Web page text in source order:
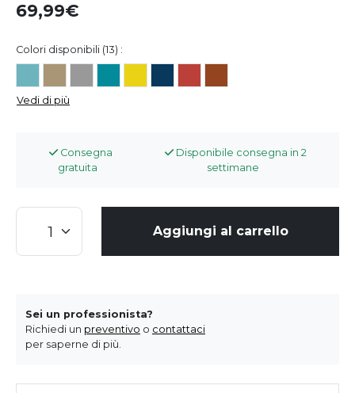
69,99
Colori disponibili (13) :
Vedi di più
Consegna
gratuita
Disponibile consegna in 2
settimane
Aggiungi al carrello
Sei un professionista?
Richiedi un preventivo o contattaci
per saperne di più.